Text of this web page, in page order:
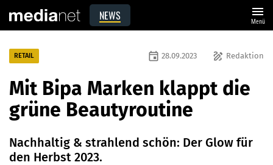
NEWS menu
Menü
RETAIL draw Redaktion
event 28.09.2023
Mit Bipa Marken klappt die
grüne Beautyroutine
Nachhaltig & strahlend schön: Der Glow für
den Herbst 2023.